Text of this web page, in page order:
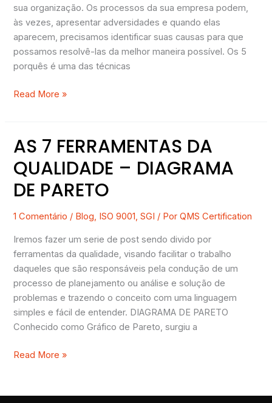
sua organização. Os processos da sua empresa podem,
às vezes, apresentar adversidades e quando elas
aparecem, precisamos identificar suas causas para que
possamos resolvê-las da melhor maneira possível. Os 5
porquês é uma das técnicas
Read More »
AS 7 FERRAMENTAS DA
QUALIDADE – DIAGRAMA
DE PARETO
1 Comentário / Blog, ISO 9001,SGI / PorQMS Certification
Iremos fazer um serie de post sendo divido por
ferramentas da qualidade, visando facilitar o trabalho
daqueles que são responsáveis pela condução de um
processo de planejamento ou análise e solução de
problemas e trazendo o conceito com uma linguagem
simples e fácil de entender. DIAGRAMA DE PARETO
Conhecido como Gráfico de Pareto, surgiu a
AS
FERRAMENTAS
DA
–
DE
PARETO
Read More »